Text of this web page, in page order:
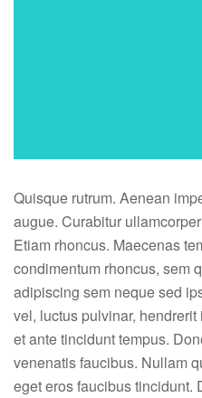
Quisque rutrum. Aenean
augue. Curabitur
Etiam rhoncus. Maecenas
condimentum rhoncus, sem
adipiscing sem neque sed
vel, luctus pulvinar,
et ante tincidunt tempus.
venenatis faucibus. Nullam
eget eros faucibus tincidunt.